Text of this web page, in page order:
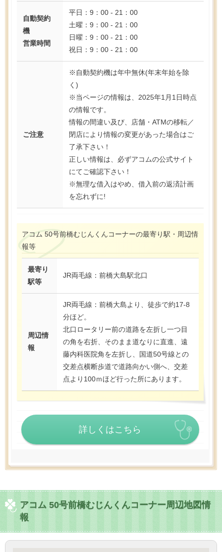
自動契約
機
営業時間
平日：9：00 - 21：00
土曜：9：00 - 21：00
日曜：9：00 - 21：00
祝日：9：00 - 21：00
ご注意
※自動契約機は年中無休(年末年始を除
く)
※当ページの情報は、2025年1月1日時点
の情報です。
情報の間違い及び、店舗・ATMの移転／
閉店により情報の変更があった場合はご
了承下さい！
正しい情報は、必ずアコムの公式サイト
にてご確認下さい！
※無理な借入はやめ、借入前の返済計画
を忘れずに!
アコム 50号前橋むじんくんコーナーの最寄り駅・周辺情
報等
最寄り
駅等
JR両毛線：前橋大島駅北口
周辺情
報
JR両毛線：前橋大島より、徒歩で約17-8
分ほど。
北口ロータリー前の道路を左折し一つ目
の角を右折、そのまま道なりに直進、遠
藤内科医院角を左折し、国道50号線との
交差点横断歩道で道路向かい側へ、交差
点より100ｍほど行った所にあります。
詳しくはこちら
アコム 50号前橋むじんくんコーナー周辺地図情
報